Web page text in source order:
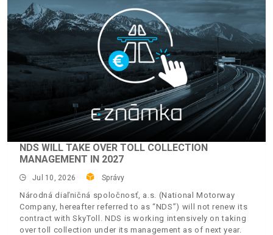
NDS WILL TAKE OVER TOLL COLLECTION
MANAGEMENT IN 2027
Jul 10, 2026 Správy
Národná diaľničná spoločnosť, a.s. (National Motorway
Company, hereafter referred to as “NDS”) will not renew its
contract with SkyToll. NDS is working intensively on taking
over toll collection under its management as of next year.